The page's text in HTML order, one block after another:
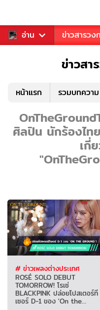
อ่าน
ข่าวบันเทิง ข่าวสารวง
ข่าวสา
หน้าแรก รวมบทความ
ศิลปิน นักร้องไท
เกี่
# ข่าวเพลงต่างประเทศ
ROSÉ SOLO DEBUT
TOMORROW! โรเซ่
BLACKPINK ปล่อยโปสเตอร์ที
เซอร์ D-1 ของ 'On the